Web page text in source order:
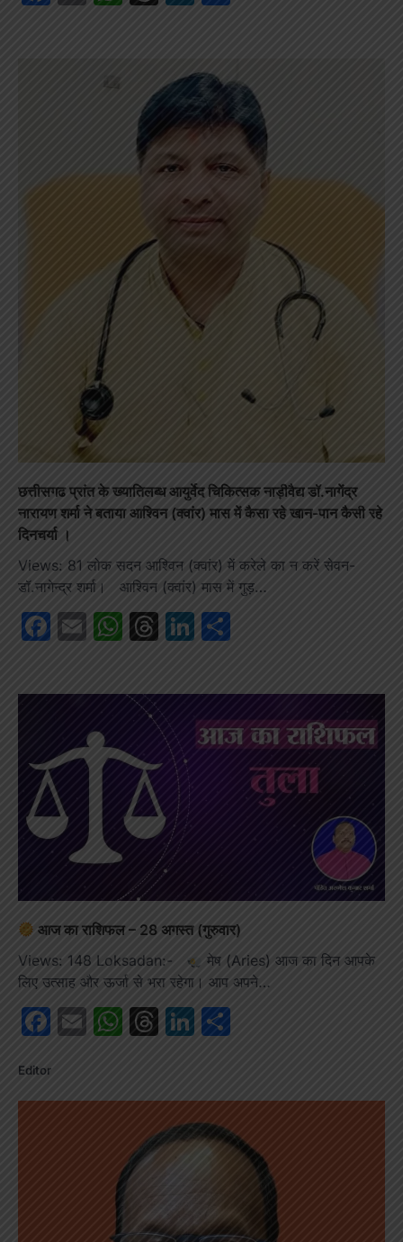
छत्तीसगढ प्रांत के ख्यातिलब्ध आयुर्वेद चिकित्सक नाड़ीवैद्य डॉ.नागेंद्र
नारायण शर्मा ने बताया आश्विन (क्वांर) मास में कैसा रहे खान-पान कैसी रहे
दिनचर्या ।
Views: 81 लोक सदन आश्विन (क्वांर) में करेले का न करें सेवन-
डॉ.नागेन्द्र शर्मा। आश्विन (क्वांर) मास में गुड़…
Facebook
EmailWhatsApp
Threads
LinkedIn
आज का राशिफल – 28 अगस्त (गुरुवार)
Views: 148 Loksadan:-
मेष (Aries) आज का दिन आपके
लिए उत्साह और ऊर्जा से भरा रहेगा। आप अपने…
Facebook
EmailWhatsApp
Threads
LinkedIn
Editor